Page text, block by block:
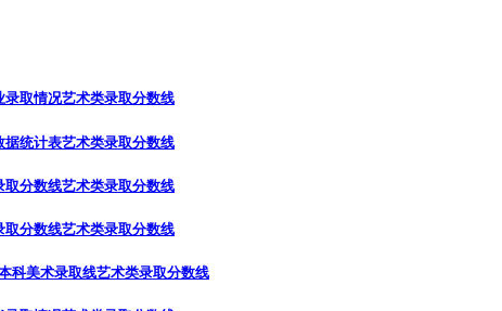
录取情况艺术类录取分数线
据统计表艺术类录取分数线
取分数线艺术类录取分数线
取分数线艺术类录取分数线
科美术录取线艺术类录取分数线